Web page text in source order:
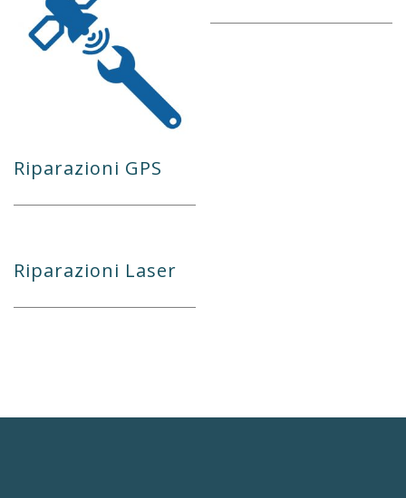
Riparazioni GPS
Riparazioni Laser